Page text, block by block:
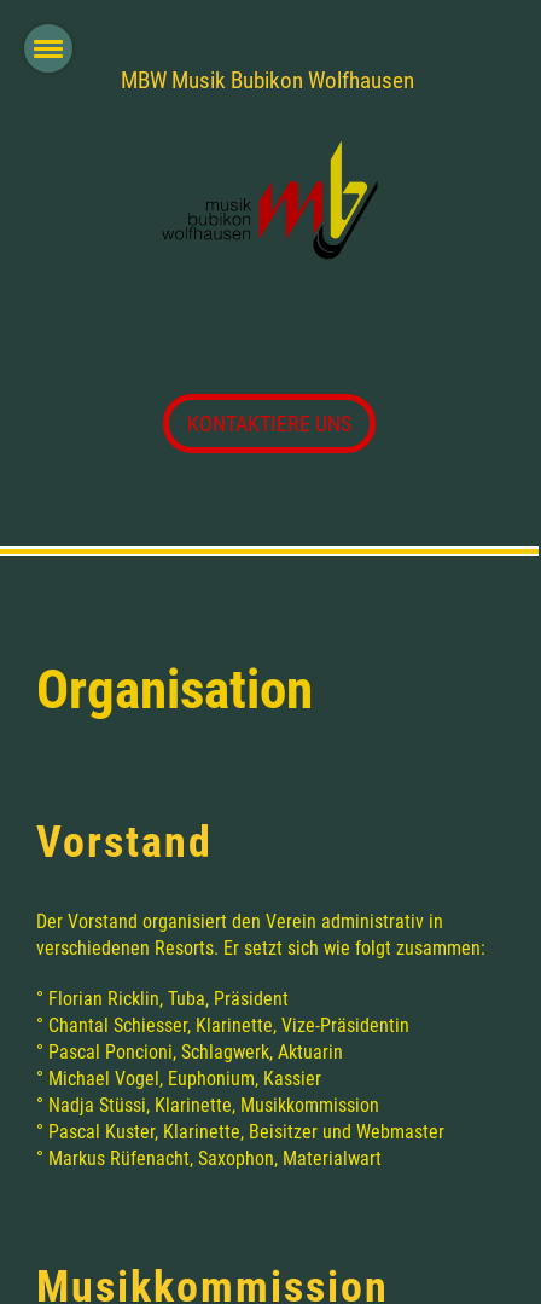
MBW Musik Bubikon Wolfhausen
KONTAKTIERE UNS
Organisation
Vorstand
Der Vorstand organisiert den Verein administrativ in
verschiedenen Resorts. Er setzt sich wie folgt zusammen:
° Florian Ricklin, Tuba, Präsident
° Chantal Schiesser, Klarinette, Vize-Präsidentin
° Pascal Poncioni, Schlagwerk, Aktuarin
° Michael Vogel, Euphonium, Kassier
° Nadja Stüssi, Klarinette, Musikkommission
° Pascal Kuster, Klarinette, Beisitzer und Webmaster
° Markus Rüfenacht, Saxophon, Materialwart
Musikkommission